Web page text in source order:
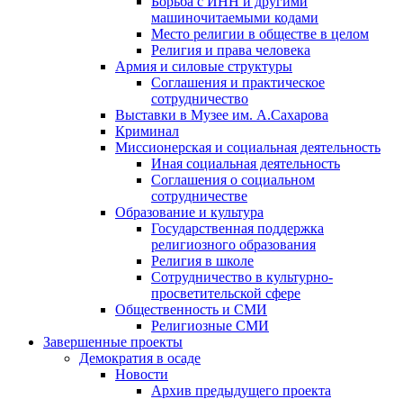
машиночитаемыми кодами
Место религии в обществе в целом
Религия и права человека
Армия и силовые структуры
Соглашения и практическое
сотрудничество
Выставки в Музее им. А.Сахарова
Криминал
Миссионерская и социальная деятельность
Иная социальная деятельность
Соглашения о социальном
сотрудничестве
Образование и культура
Государственная поддержка
религиозного образования
Религия в школе
Сотрудничество в культурно-
просветительской сфере
Общественность и СМИ
Религиозные СМИ
Завершенные проекты
Демократия в осаде
Новости
Архив предыдущего проекта